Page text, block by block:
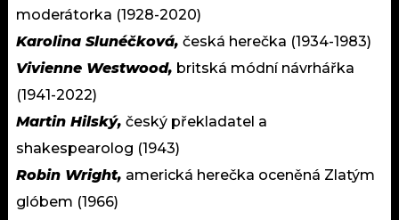
moderátorka (1928-2020)
Karolina Slunéčková, česká herečka (1934-1983)
Vivienne Westwood, britská módní návrhářka
(1941-2022)
Martin Hilský, český překladatel a
shakespearolog (1943)
Robin Wright, americká herečka oceněná Zlatým
glóbem (1966)